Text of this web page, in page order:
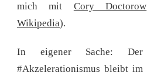
mich mit Cory Doctorow
Wikipedia).
In eigener Sache: Der
#Akzelerationismus bleibt im